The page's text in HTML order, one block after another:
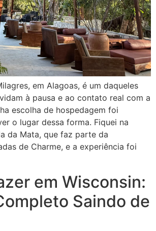
em Alagoas, é um daqueles
à pausa e ao contato real com a
escolha de hospedagem foi
o lugar dessa forma. Fiquei na
da Mata, que faz parte da
de Charme, e a experiência foi
em Wisconsin:
Saindo de